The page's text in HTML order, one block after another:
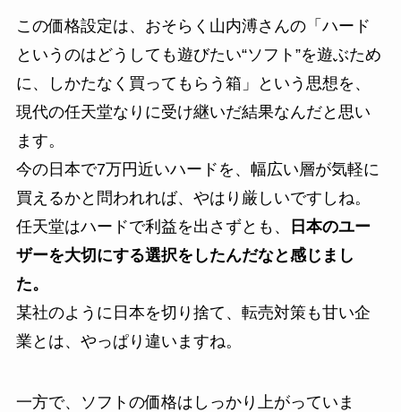
この価格設定は、おそらく山内溥さんの「ハード
というのはどうしても遊びたい“ソフト”を遊ぶため
に、しかたなく買ってもらう箱」という思想を、
現代の任天堂なりに受け継いだ結果なんだと思い
ます。
今の日本で7万円近いハードを、幅広い層が気軽に
買えるかと問われれば、やはり厳しいですしね。
任天堂はハードで利益を出さずとも、
日本のユー
ザーを大切にする選択をしたんだなと感じまし
た。
某社のように日本を切り捨て、転売対策も甘い企
業とは、やっぱり違いますね。
一方で、ソフトの価格はしっかり上がっていま